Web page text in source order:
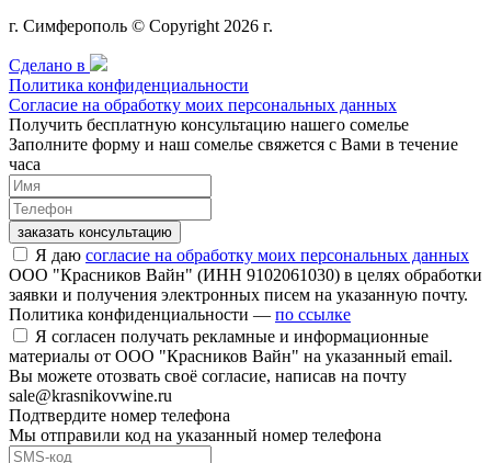
г. Симферополь © Copyright 2026 г.
Сделано в
Политика конфиденциальности
Согласие на обработку моих персональных данных
Получить бесплатную консультацию нашего сомелье
Заполните форму и наш сомелье свяжется с Вами в течение
часа
заказать консультацию
Я даю согласие на обработку моих персональных данных
ООО "Красников Вайн" (ИНН 9102061030) в целях обработки
заявки и получения электронных писем на указанную почту.
Политика конфиденциальности — по ссылке
Я согласен получать рекламные и информационные
материалы от ООО "Красников Вайн" на указанный email.
Вы можете отозвать своё согласие, написав на почту
sale@krasnikovwine.ru
Подтвердите номер телефона
Мы отправили код на указанный номер телефона